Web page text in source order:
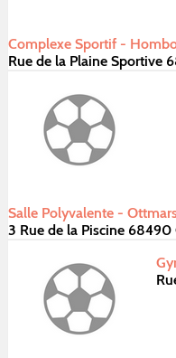
Complexe Sportif -
Rue de la Plaine Sportive
Salle Polyvalente -
3 Rue de la Piscine